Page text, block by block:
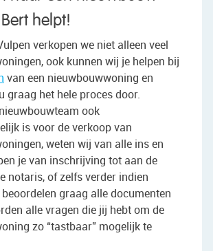
helpt!
verkopen we niet alleen veel
ook kunnen wij je helpen bij
van een nieuwbouwwoning en
graag het hele proces door.
ook
is voor de verkoop van
weten wij van alle ins en
je van inschrijving tot aan de
notaris, of zelfs verder indien
graag alle documenten
alle vragen die jij hebt om de
zo “tastbaar” mogelijk te